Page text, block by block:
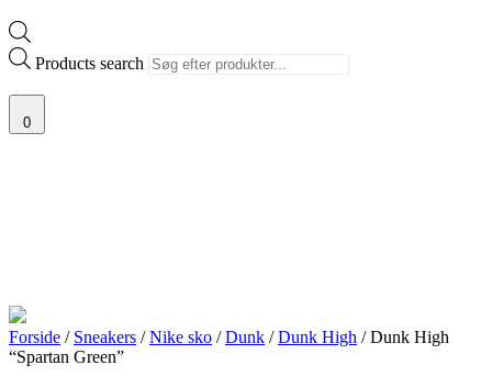
Products search
0
Forside / Sneakers /Nike sko /Dunk /Dunk High / Dunk High
“Spartan Green”